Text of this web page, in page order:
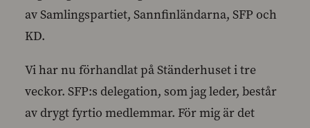
av Samlingspartiet, Sannfinländarna, SFP och
KD.
Vi har nu förhandlat på Ständerhuset i tre
veckor. SFP:s delegation, som jag leder, består
av drygt fyrtio medlemmar. För mig är det